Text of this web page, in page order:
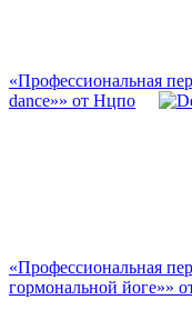
«Профессиональная
dance»» от Нцпо
«Профессиональная
гормональной йоге»»